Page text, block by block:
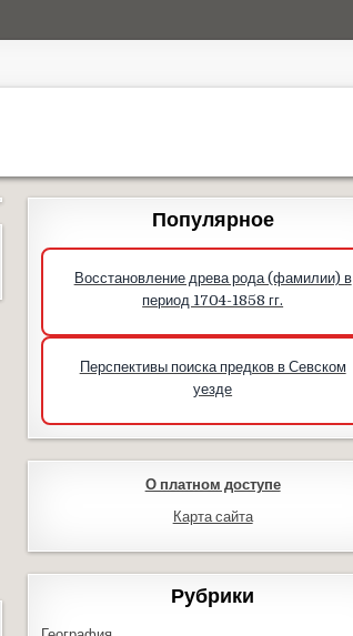
Популярное
Восстановление древа рода (фамилии) в
период 1704-1858 гг.
Перспективы поиска предков в Севском
уезде
О платном доступе
Карта сайта
Рубрики